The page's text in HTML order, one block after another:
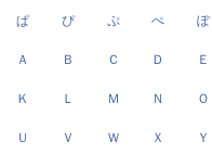
ぱ ぴ ぷ ぺ ぽ
Ａ Ｂ Ｃ Ｄ Ｅ
Ｋ Ｌ Ｍ Ｎ Ｏ
Ｕ Ｖ Ｗ Ｘ Ｙ